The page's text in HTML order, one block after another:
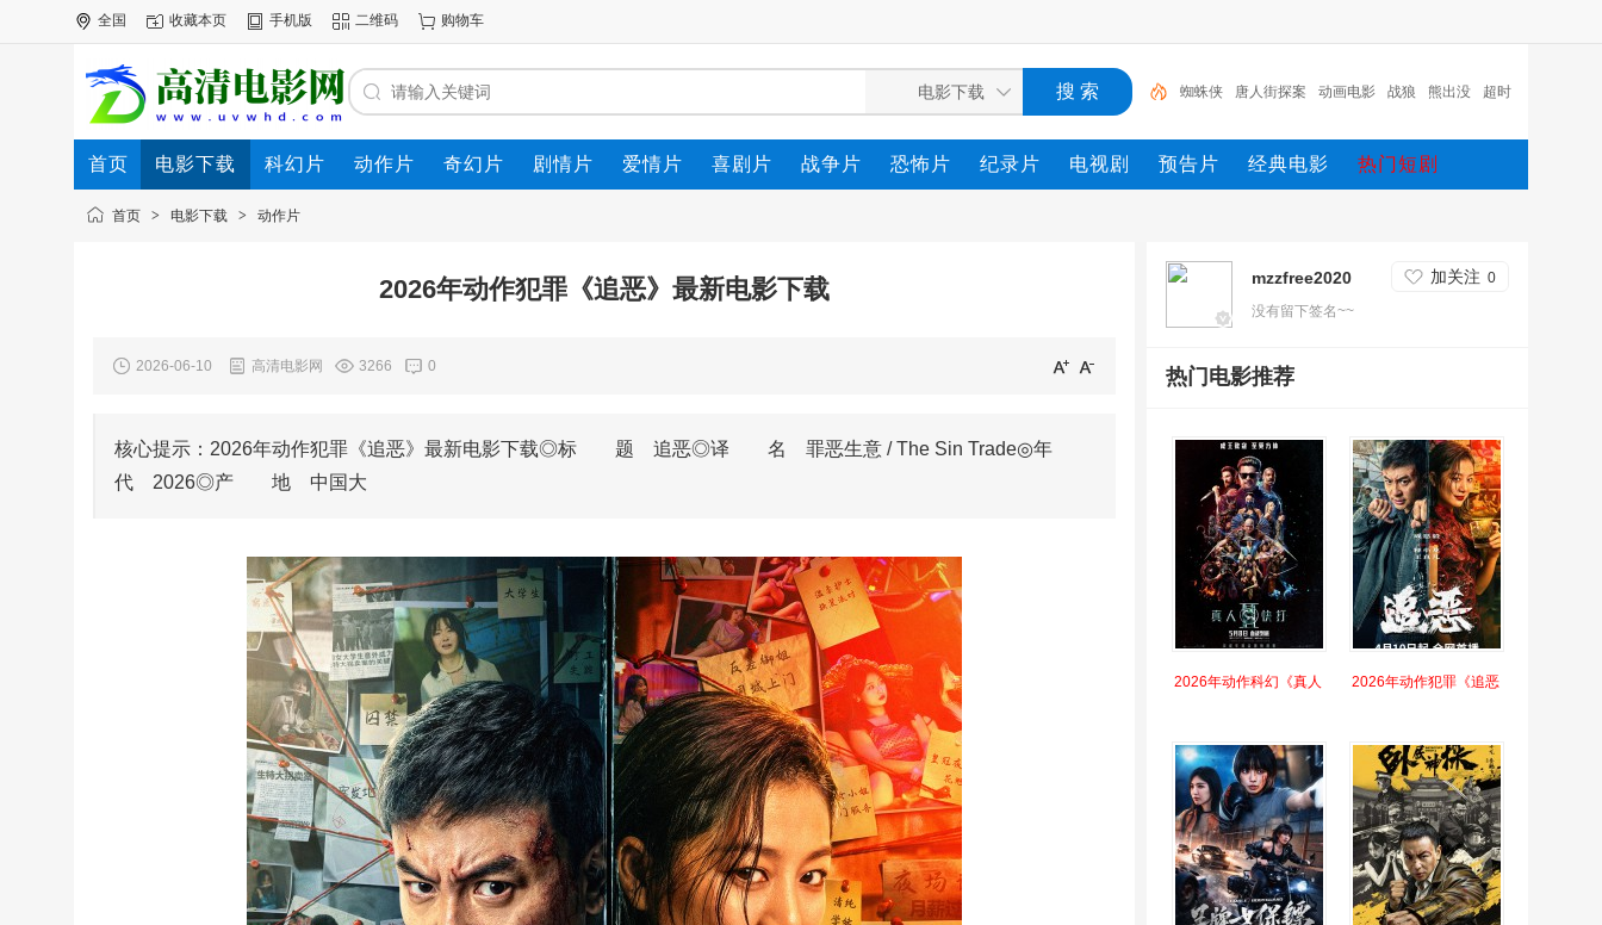
全国 收藏本页 手机版 二维码 购物车
蜘蛛侠 唐人街探案 动画电影 战狼 熊出没 超时
空 哥斯拉 重生 冰雪奇缘2 斗罗大陆
首页 电影下载 科幻片 动作片 奇幻片 剧情片 爱情片 喜剧片 战争片 恐怖片 纪录片 电视剧 预告片 经典电影 热门短剧
电影专题 下载帮助
首页 > 电影下载 > 动作片
2026年动作犯罪《追恶》最新电影下载
2026-06-10 高清电影网 3266 0
核心提示：2026年动作犯罪《追恶》最新电影下载◎标 题 追恶◎译 名 罪恶生意 / The Sin Trade◎年
代 2026◎产 地 中国大
mzzfree2020 加关注 0
没有留下签名~~
热门电影推荐
2026年动作科幻《真人 2026年动作犯罪《追恶